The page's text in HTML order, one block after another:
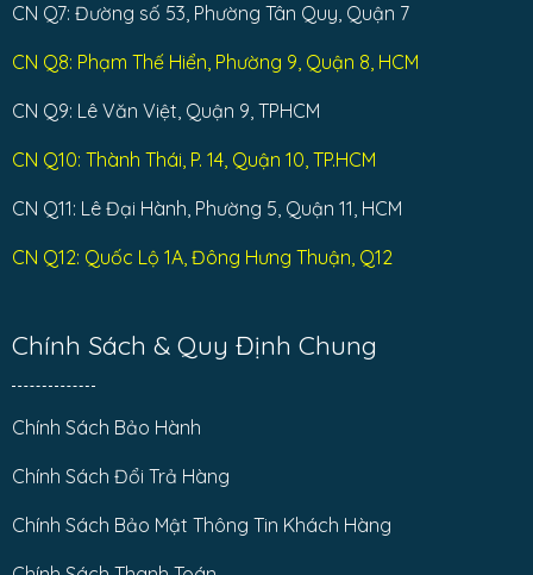
CN Q7: Đường số 53, Phường Tân Quy, Quận 7
CN Q8: Phạm Thế Hiển, Phường 9, Quận 8, HCM
CN Q9: Lê Văn Việt, Quận 9, TPHCM
CN Q10: Thành Thái, P. 14, Quận 10, TP.HCM
CN Q11: Lê Đại Hành, Phường 5, Quận 11, HCM
CN Q12: Quốc Lộ 1A, Đông Hưng Thuận, Q12
Chính Sách & Quy Định Chung
Chính Sách Bảo Hành
Chính Sách Đổi Trả Hàng
Chính Sách Bảo Mật Thông Tin Khách Hàng